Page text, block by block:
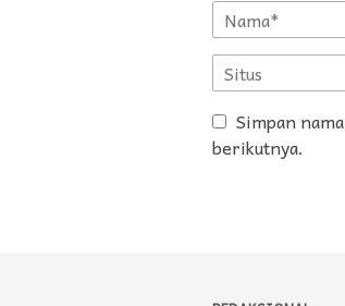
Simpan
berikutnya.